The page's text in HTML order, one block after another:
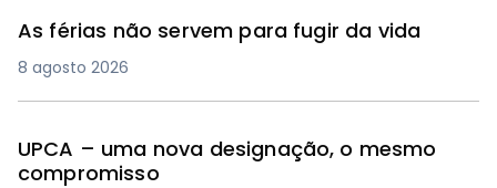
As férias não servem para fugir da vida
8 agosto 2026
UPCA – uma nova designação, o mesmo
compromisso